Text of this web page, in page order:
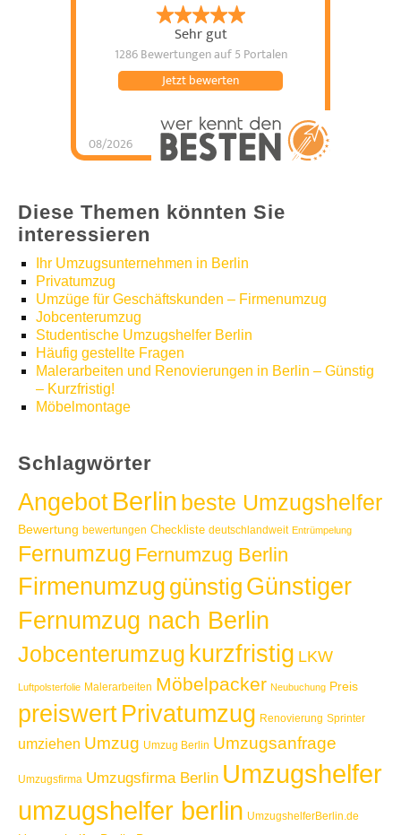
Sehr gut
1286 Bewertungenauf 5 Portalen
08/2026
Jetzt bewerten
Umzugshelfer Berlin
hat5von5 Sternen |
werkenntdenBESTEN.de
Diese Themen könnten Sie
interessieren
Ihr Umzugsunternehmen in Berlin
Privatumzug
Umzüge für Geschäftskunden – Firmenumzug
Jobcenterumzug
Studentische Umzugshelfer Berlin
Häufig gestellte Fragen
Malerarbeiten und Renovierungen in Berlin – Günstig
– Kurzfristig!
Möbelmontage
Schlagwörter
AngebotBerlin beste Umzugshelfer
Bewertung bewertungen Checkliste deutschlandweit Entrümpelung
Fernumzug Fernumzug Berlin
Firmenumzug günstig Günstiger
Fernumzug nach Berlin
Jobcenterumzug kurzfristig LKW
Luftpolsterfolie Malerarbeiten Möbelpacker Neubuchung Preis
preiswert Privatumzug Renovierung Sprinter
umziehen Umzug Umzug Berlin Umzugsanfrage
Umzugsfirma Umzugsfirma Berlin Umzugshelfer
umzugshelfer berlin UmzugshelferBerlin.de